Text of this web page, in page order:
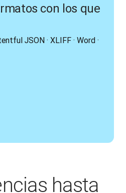
con los que
JSON · XLIFF · Word ·
hasta